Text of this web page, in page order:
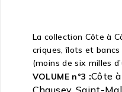
La collection Côte à
criques, îlots et
(moins de six milles
VOLUME n°3 :Côte
Chausey, Saint-